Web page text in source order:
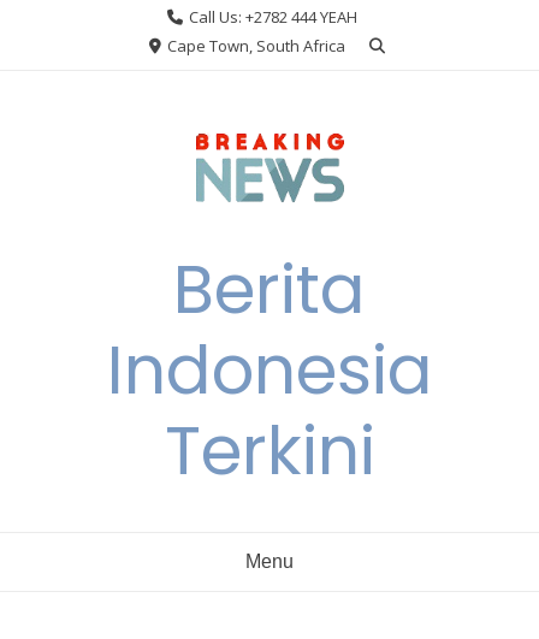
Call Us: +2782 444 YEAH
Cape Town, South Africa
Berita
Indonesia
Terkini
Menu